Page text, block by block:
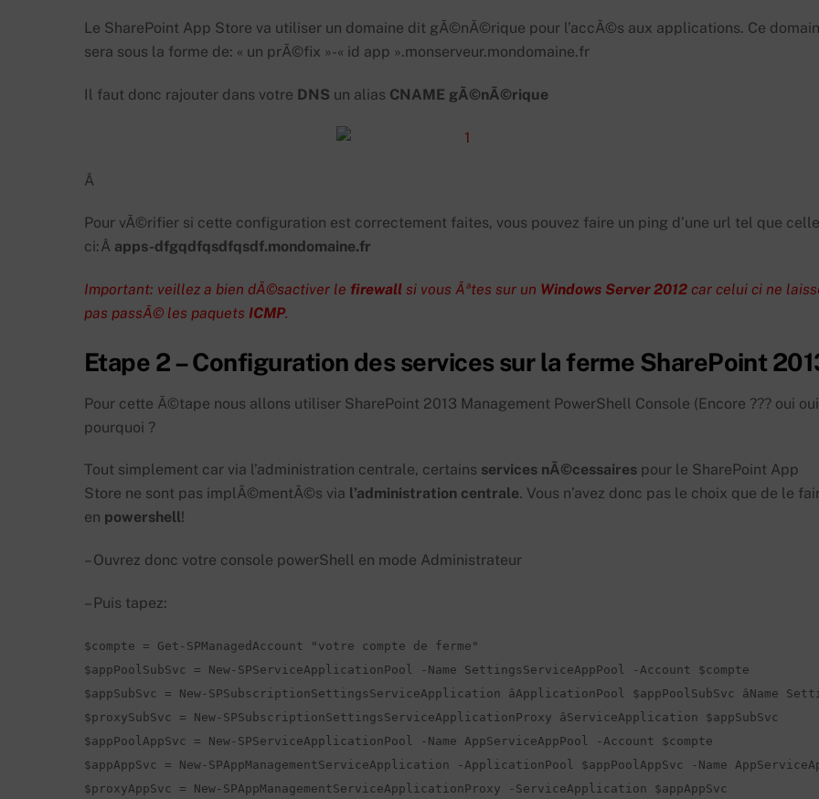
Le SharePoint App Store va utiliser un domaine dit gÃ©nÃ©rique pour l’accÃ©s aux applications. Ce
sera sous la forme de: « un prÃ©fix »-« id app ».monserveur.mondomaine.fr
Il faut donc rajouter dans votre DNS un alias CNAME gÃ©nÃ©rique
Â
Pour vÃ©rifier si cette configuration est correctement faites, vous pouvez faire un ping d’une url tel que celle
ci:Â apps-dfgqdfqsdfqsdf.mondomaine.fr
Important: veillez a bien dÃ©sactiver le firewall si vous Ãªtes sur un Windows Server 2012 car celui ci ne
pas passÃ© les paquets ICMP.
Etape 2 – Configuration des services sur la ferme SharePoint
Pour cette Ã©tape nous allons utiliser SharePoint 2013 Management PowerShell Console (Encore ??? oui
pourquoi ?
Tout simplement car via l’administration centrale, certains services nÃ©cessaires pour le SharePoint App
Store ne sont pas implÃ©mentÃ©s via l’administration centrale. Vous n’avez donc pas le choix que de le
en powershell!
– Ouvrez donc votre console powerShell en mode Administrateur
– Puis tapez:
$compte = Get-SPManagedAccount "votre compte de ferme"
$appPoolSubSvc = New-SPServiceApplicationPool -Name SettingsServiceAppPool -Account $compte
$appSubSvc = New-SPSubscriptionSettingsServiceApplication âApplicationPool $appPoolSubSvc âName
$proxySubSvc = New-SPSubscriptionSettingsServiceApplicationProxy âServiceApplication $appSubSvc
$appPoolAppSvc = New-SPServiceApplicationPool -Name AppServiceAppPool -Account $compte
$appAppSvc = New-SPAppManagementServiceApplication -ApplicationPool $appPoolAppSvc -Name
$proxyAppSvc = New-SPAppManagementServiceApplicationProxy -ServiceApplication $appAppSvc